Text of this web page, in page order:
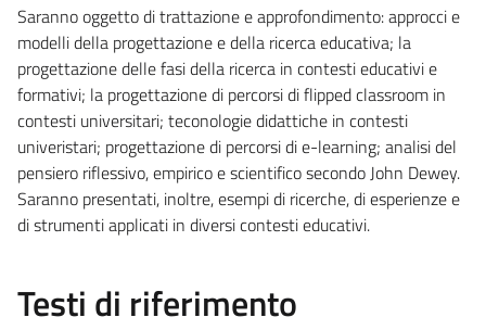
Saranno oggetto di trattazione e approfondimento: approcci e
modelli della progettazione e della ricerca educativa; la
progettazione delle fasi della ricerca in contesti educativi e
formativi; la progettazione di percorsi di flipped classroom in
contesti universitari; teconologie didattiche in contesti
univeristari; progettazione di percorsi di e-learning; analisi del
pensiero riflessivo, empirico e scientifico secondo John Dewey.
Saranno presentati, inoltre, esempi di ricerche, di esperienze e
di strumenti applicati in diversi contesti educativi.
Testi di riferimento